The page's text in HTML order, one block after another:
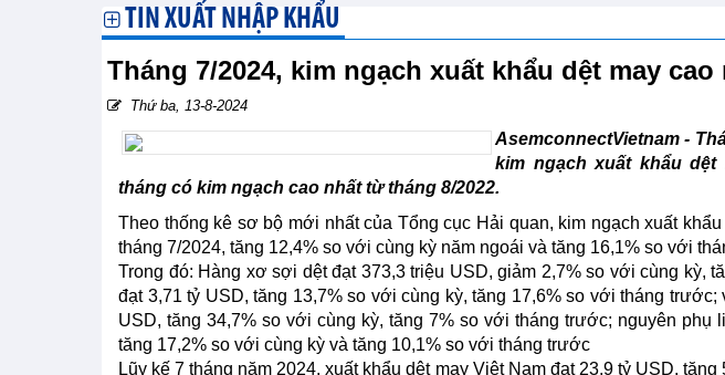
TIN XUẤT NHẬP KHẨU
Tháng 7/2024, kim ngạch xuất khẩu dệt may
Thứ ba, 13-8-2024
AsemconnectVietnam -
kim ngạch xuất khẩu
tháng có kim ngạch cao nhất từ tháng 8/2022.
Theo thống kê sơ bộ mới nhất của Tổng cục Hải quan, kim ngạch xuất
tháng 7/2024, tăng 12,4% so với cùng kỳ năm ngoái và tăng 16,1% so với
Trong đó: Hàng xơ sợi dệt đạt 373,3 triệu USD, giảm 2,7% so với cùng kỳ,
đạt 3,71 tỷ USD, tăng 13,7% so với cùng kỳ, tăng 17,6% so với tháng trước;
USD, tăng 34,7% so với cùng kỳ, tăng 7% so với tháng trước; nguyên phụ
tăng 17,2% so với cùng kỳ và tăng 10,1% so với tháng trước
Lũy kế 7 tháng năm 2024, xuất khẩu dệt may Việt Nam đạt 23,9 tỷ USD,